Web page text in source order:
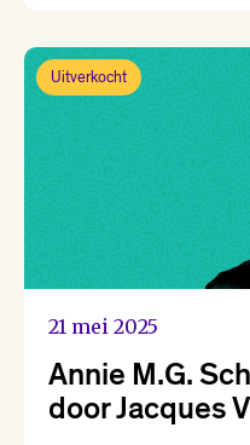
Uitverkocht
21 mei 2025
Annie M.G.
door Jacques